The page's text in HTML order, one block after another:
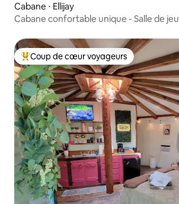
Cabane ⋅ Ellijay
Cabane confortable unique - Salle de
Coups de cœur voyageurs les plus
Coup de cœur voyageurs